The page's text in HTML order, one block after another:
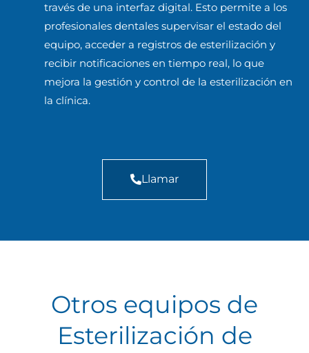
través de una interfaz digital. Esto permite a los
profesionales dentales supervisar el estado del
equipo, acceder a registros de esterilización y
recibir notificaciones en tiempo real, lo que
mejora la gestión y control de la esterilización en
la clínica.
Llamar
Otros equipos de
Esterilización de